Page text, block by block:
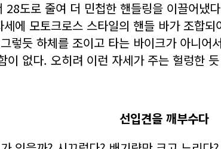
도로 줄여 더 민첩한 핸들링을 이끌어
에 모토크로스 스타일의 핸들 바가 조합
렇듯 하체를 조이고 타는 바이크가 아니
없다. 오히려 이런 자세가 주는 헐렁한
선입견을 깨부수다